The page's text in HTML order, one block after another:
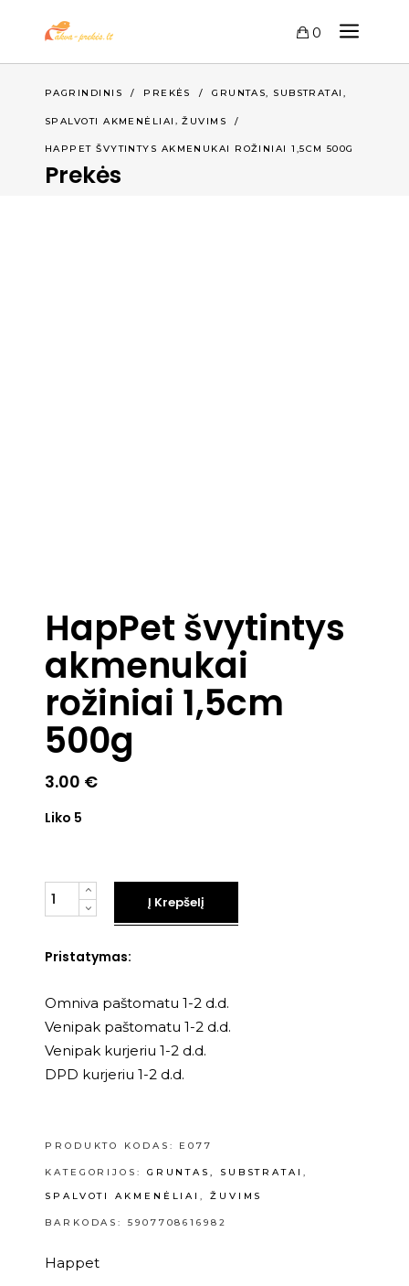
0
PAGRINDINIS / PREKĖS /GRUNTAS, SUBSTRATAI ,
SPALVOTI AKMENĖLIAI ,ŽUVIMS /
HAPPET ŠVYTINTYS AKMENUKAI ROŽINIAI 1,5CM 500G
Prekės
HapPet švytintys
akmenukai
rožiniai 1,5cm
500g
3.00 €
Liko 5
Kiekis
Į Krepšelį
Pristatymas:
Omniva paštomatu 1-2 d.d.
Venipak paštomatu 1-2 d.d.
Venipak kurjeriu 1-2 d.d.
DPD kurjeriu 1-2 d.d.
PRODUKTO KODAS: E077
KATEGORIJOS: GRUNTAS, SUBSTRATAI ,
SPALVOTI AKMENĖLIAI, ŽUVIMS
BARKODAS: 5907708616982
Happet